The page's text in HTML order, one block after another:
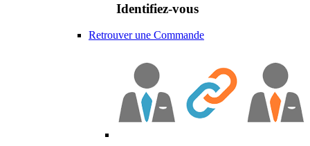
Identifiez-vous
Retrouver une Commande